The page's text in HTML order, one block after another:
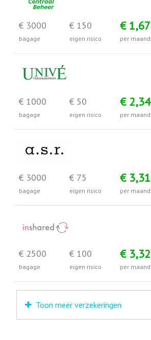
€ 3000
bagage
€ 150
eigen risico
€ 1,67
per maand
€ 1000
bagage
€ 50
eigen risico
€ 2,34
per maand
€ 3000
bagage
€ 75
eigen risico
€ 3,31
per maand
€ 2500
bagage
€ 100
eigen risico
€ 3,32
per maand
Toon meer verzekeringen